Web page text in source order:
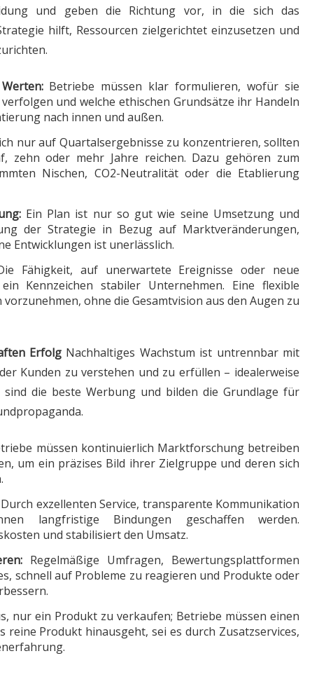
und geben die Richtung vor, in die sich das
hilft, Ressourcen zielgerichtet einzusetzen und
Betriebe müssen klar formulieren, wofür sie
und welche ethischen Grundsätze ihr Handeln
nach innen und außen.
nur auf Quartalsergebnisse zu konzentrieren, sollten
zehn oder mehr Jahre reichen. Dazu gehören zum
Nischen, CO2-Neutralität oder die Etablierung
Ein Plan ist nur so gut wie seine Umsetzung und
der Strategie in Bezug auf Marktveränderungen,
Entwicklungen ist unerlässlich.
Fähigkeit, auf unerwartete Ereignisse oder neue
Kennzeichen stabiler Unternehmen. Eine flexible
ohne die Gesamtvision aus den Augen zu
Erfolg Nachhaltiges Wachstum ist untrennbar mit
Kunden zu verstehen und zu erfüllen – idealerweise
die beste Werbung und bilden die Grundlage für
müssen kontinuierlich Marktforschung betreiben
um ein präzises Bild ihrer Zielgruppe und deren sich
exzellenten Service, transparente Kommunikation
langfristige Bindungen geschaffen werden.
und stabilisiert den Umsatz.
Regelmäßige Umfragen, Bewertungsplattformen
schnell auf Probleme zu reagieren und Produkte oder
nur ein Produkt zu verkaufen; Betriebe müssen einen
Produkt hinausgeht, sei es durch Zusatzservices,